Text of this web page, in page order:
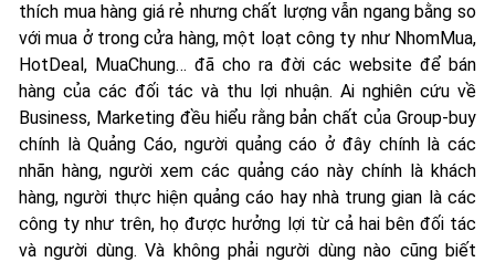
thích mua hàng giá rẻ nhưng chất lượng vẫn ngang bằng so
với mua ở trong cửa hàng, một loạt công ty như NhomMua,
HotDeal, MuaChung… đã cho ra đời các website để bán
hàng của các đối tác và thu lợi nhuận. Ai nghiên cứu về
Business, Marketing đều hiểu rằng bản chất của Group-buy
chính là Quảng Cáo, người quảng cáo ở đây chính là các
nhãn hàng, người xem các quảng cáo này chính là khách
hàng, người thực hiện quảng cáo hay nhà trung gian là các
công ty như trên, họ được hưởng lợi từ cả hai bên đối tác
và người dùng. Và không phải người dùng nào cũng biết